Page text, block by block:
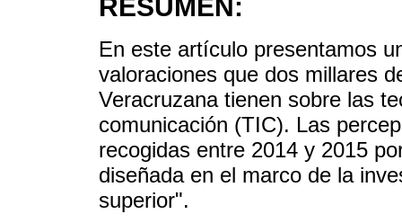
RESUMEN:
En este artículo presentamos
valoraciones que dos millares
Veracruzana tienen sobre las
comunicación (TIC). Las
recogidas entre 2014 y 2015
diseñada en el marco de la
superior".